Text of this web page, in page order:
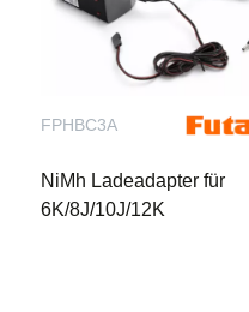
FPHBC3A
NiMh Ladeadapter für
6K/8J/10J/12K